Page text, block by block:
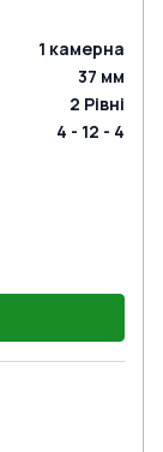
1 камерна
37 мм
2 Рівні
4 - 12 - 4